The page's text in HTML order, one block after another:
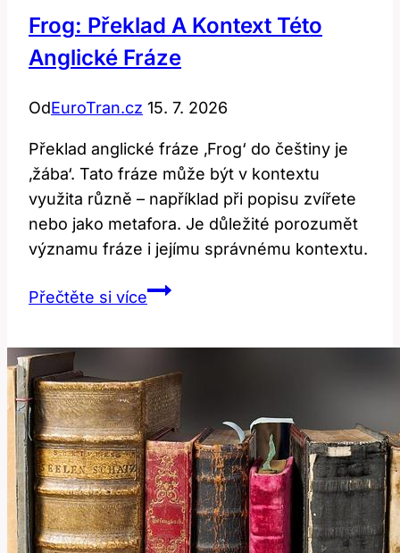
Frog: Překlad A Kontext Této
Anglické Fráze
OdEuroTran.cz 15. 7. 2026
Překlad anglické fráze ‚Frog‘ do češtiny je
‚žába‘. Tato fráze může být v kontextu
využita různě – například při popisu zvířete
nebo jako metafora. Je důležité porozumět
významu fráze i jejímu správnému kontextu.
Přečtěte si víceFrog:
této
anglické
fráze